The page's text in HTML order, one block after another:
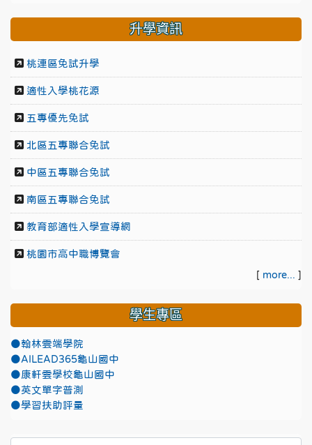
升學資訊
桃連區免試升學
適性入學桃花源
五專優先免試
北區五專聯合免試
中區五專聯合免試
南區五專聯合免試
教育部適性入學宣導網
桃園市高中職博覽會
[ more... ]
學生專區
●翰林雲端學院
●AILEAD365龜山國中
●康軒雲學校龜山國中
●英文單字普測
●學習扶助評量